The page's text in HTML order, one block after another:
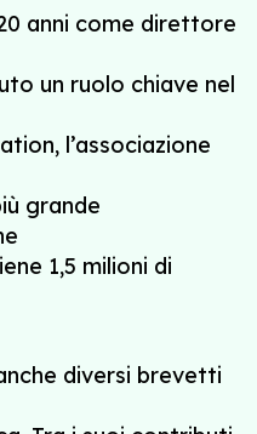
anni come direttore
un ruolo chiave nel
l’associazione
grande
1,5 milioni di
diversi brevetti